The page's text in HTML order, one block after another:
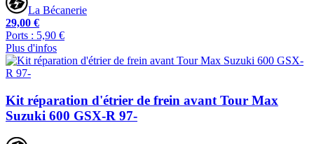
La Bécanerie
29,00 €
Ports : 5,90 €
Plus d'infos
Kit réparation d'étrier de frein avant Tour Max
Suzuki 600 GSX-R 97-